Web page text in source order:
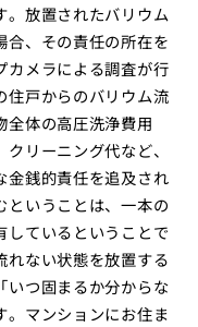
。放置されたバリウム
合、その責任の所在を
カメラによる調査が行
住戸からのバリウム流
全体の高圧洗浄費用
リーニング代など、
金銭的責任を追及され
ということは、一本の
しているということで
れない状態を放置する
いつ固まるか分からな
。マンションにお住ま